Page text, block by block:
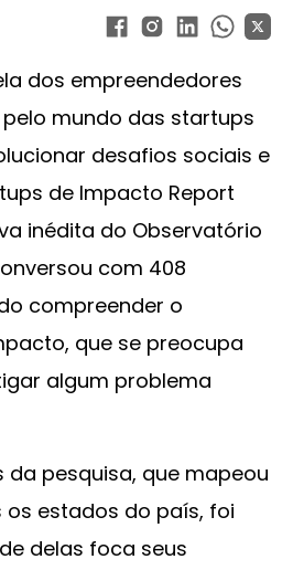
dos empreendedores
mundo das startups
desafios sociais e
de Impacto Report
inédita do Observatório
com 408
compreender o
que se preocupa
algum problema
da pesquisa, que mapeou
estados do país, foi
delas foca seus